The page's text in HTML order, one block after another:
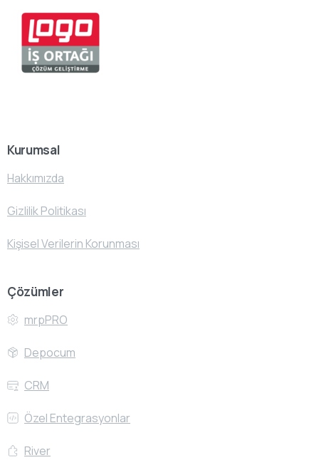
Kurumsal
Hakkımızda
Gizlilik Politikası
Kişisel Verilerin Korunması
Çözümler
mrpPRO
Depocum
CRM
Özel Entegrasyonlar
River